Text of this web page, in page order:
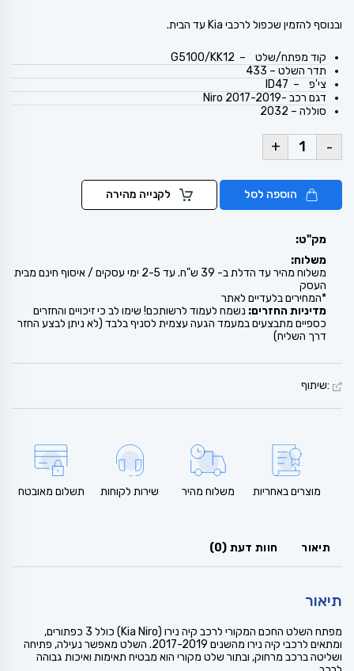
ובנוסף להזמין שכפול לרכבי Kia עד הבית.
קוד מפתח/שלט – G5100/KK12
תדר השלט – 433
צי'פ – ID47
דגם רכב -Niro 2017-2019
סוללה – 2032
-
+
הוספה לסל לקנייה מהירה
מק"ט:
משלוח:
משלוח מהיר עד הדלת ב- 39 ש"ח. עד 2-5 ימי עסקים / איסוף חינם מבית
העסק
*המחירים בלעדיים לאתר
מדיניות החזרים: נשמח לעמוד לרשותכם! שימו לב כי זיכויים והחזרים
כספיים מתבצעים במעמד הגעה עצמית לסניף בלבד (לא ניתן לבצע החזר
דרך השליח)
:שיתוף
מוצרים באחריות משלוח מהיר שירות לקוחות תשלום מאובטח
תיאור חוות דעת (0)
תיאור
מפתח השלט החכם המקורי לרכב קיה נירו (Kia Niro) כולל 3 כפתורים,
ומתאים לרכבי קיה נירו מהשנים 2017-2019. השלט מאפשר נעילה, פתיחה
ושליטה ברכב מרחוק, ובתור שלט מקורי הוא מבטיח תאימות ואיכות גבוהה